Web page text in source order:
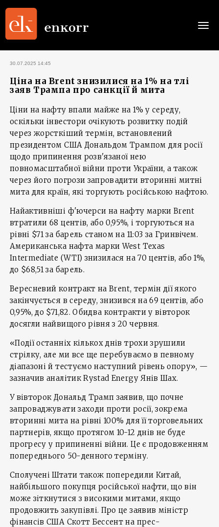
30.07.2025 14:45
Ціна на Brent знизилися на 1% на тлі
заяв Трампа про санкції й мита
Ціни на нафту впали майже на 1% у середу,
оскільки інвестори очікують розвитку подій
через жорсткіший термін, встановлений
президентом США Дональдом Трампом для росії
щодо припинення розв'язаної нею
повномасштабної війни проти України, а також
через його погрози запровадити вторинні митні
мита для країн, які торгують російською нафтою.
Найактивніші ф'ючерси на нафту марки Brent
втратили 68 центів, або 0,95%, і торгуються на
рівні $71 за барель станом на 11:03 за Гринвічем.
Американська нафта марки West Texas
Intermediate (WTI) знизилася на 70 центів, або 1%,
до $68,51 за барель.
Вересневий контракт на Brent, термін дії якого
закінчується в середу, знизився на 69 центів, або
0,95%, до $71,82. Обидва контракти у вівторок
досягли найвищого рівня з 20 червня.
«Події останніх кількох днів трохи зрушили
стрілку, але ми все ще перебуваємо в певному
діапазоні й тестуємо наступний рівень опору», —
зазначив аналітик Rystad Energy Янів Шах.
У вівторок Дональд Трамп заявив, що почне
запроваджувати заходи проти росії, зокрема
вторинні мита на рівні 100% для її торговельних
партнерів, якщо протягом 10-12 днів не буде
прогресу у припиненні війни. Це є продовженням
попереднього 50-денного терміну.
Сполучені Штати також попередили Китай,
найбільшого покупця російської нафти, що він
може зіткнутися з високими митами, якщо
продовжить закупівлі. Про це заявив міністр
фінансів США Скотт Бессент на прес-